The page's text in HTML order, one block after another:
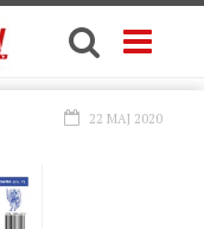
22 MAJ 2020